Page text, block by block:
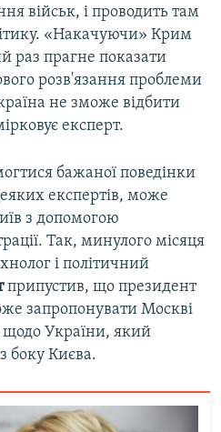
військ, і проводить там
«Накачуючи» Крим
раз прагне показати
розв'язання проблеми
не зможе відбити
експерт.
бажаної поведінки
експертів, може
з допомогою
Так, минулого місяця
і політичний
припустив, що президент
запропонувати Москві
України, який
боку Києва.